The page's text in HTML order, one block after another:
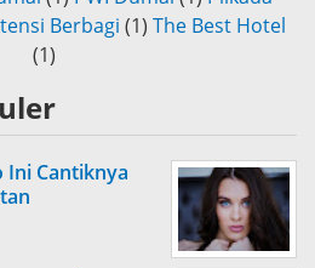
Berbagi (1) The Best Hotel
(1)
Ini Cantiknya